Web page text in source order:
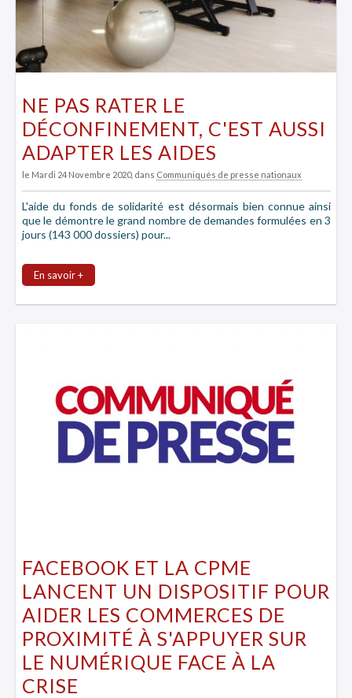
NE PAS RATER LE
DÉCONFINEMENT, C'EST AUSSI
ADAPTER LES AIDES
le Mardi 24 Novembre 2020, dans Communiqués de presse nationaux
L'aide du fonds de solidarité est désormais bien connue ainsi
que le démontre le grand nombre de demandes formulées en 3
jours (143 000 dossiers) pour...
En savoir +
FACEBOOK ET LA CPME
LANCENT UN DISPOSITIF POUR
AIDER LES COMMERCES DE
PROXIMITÉ À S'APPUYER SUR
LE NUMÉRIQUE FACE À LA
CRISE